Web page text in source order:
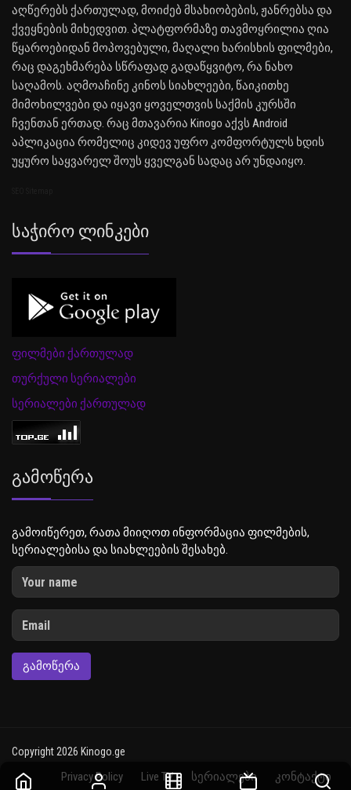
აღწერებს ქართულად, მოიძებ მსახიობების, ჟანრებსა და
ქვეყნების მიხედვით. პლატფორმაზე თავმოყრილია ღია
წყაროებიდან მოპოვებული, მაღალი ხარისხის ფილმები,
რაც დაგეხმარება სწრაფად გადაწყვიტო, რა ნახო
საღამოს. აღმოაჩინე კინოს სიახლეები, წაიკითხე
მიმოხილვები და იყავი ყოველთვის საქმის კურსში
ჩვენთან ერთად. რაც მთავარია Kinogo აქვს Android
აპლიკაცია რომელიც კიდევ უფრო კომფორტულს ხდის
უყურო საყვარელ შოუს ყველგან სადაც არ უნდაიყო.
Საჭირო Ლინკები
ფილმები ქართულად
თურქული სერიალები
სერიალები ქართულად
Გამოწერა
გამოიწერეთ, რათა მიიღოთ ინფორმაცია ფილმების,
სერიალებისა და სიახლეების შესახებ.
ᲒᲐᲛᲝᲬᲔᲠᲐ
Copyright 2026 Kinogo.ge
Privacy Policy Live TV სერიალები კონტაქტი